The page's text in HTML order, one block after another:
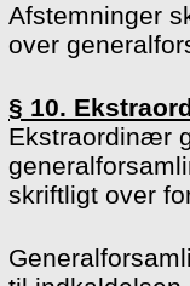
Afstemninger
over
§ 10.
Ekstraordinær
skriftligt over